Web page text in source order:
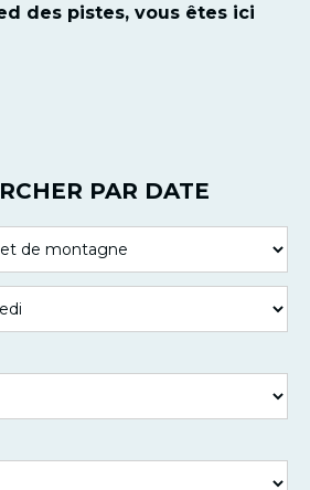
des pistes, vous êtes ici
PAR DATE